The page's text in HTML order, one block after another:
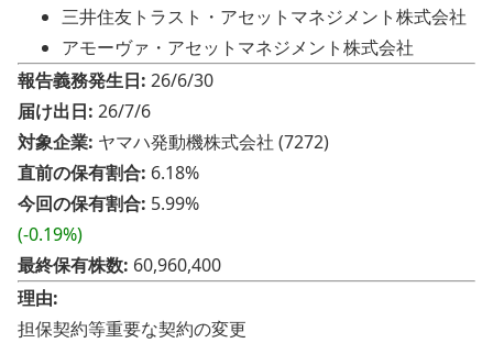
三井住友トラスト・アセットマネジメント株式会社
アモーヴァ・アセットマネジメント株式会社
報告義務発生日: 26/6/30
届け出日: 26/7/6
対象企業: ヤマハ発動機株式会社 (7272)
直前の保有割合: 6.18%
今回の保有割合: 5.99%
(-0.19%)
最終保有株数: 60,960,400
理由:
担保契約等重要な契約の変更